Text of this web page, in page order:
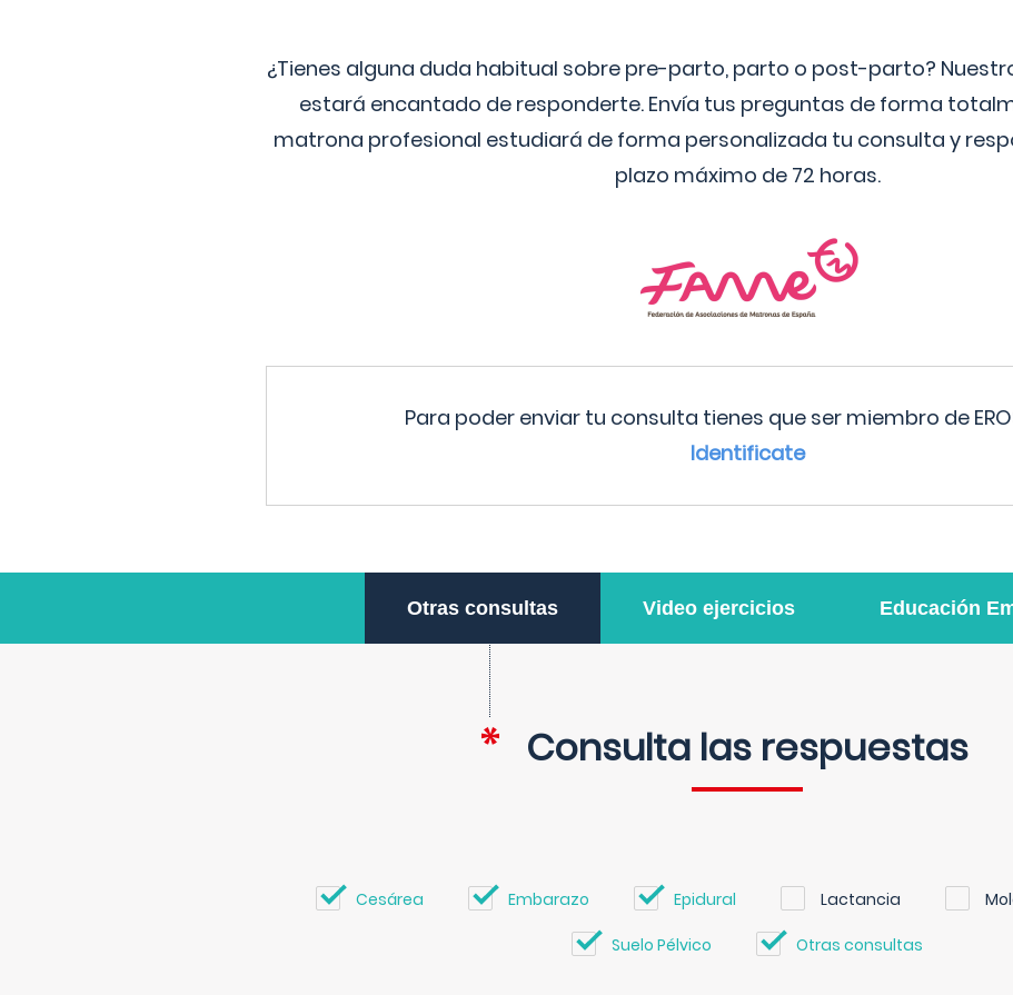
¿Tienes alguna duda habitual sobre pre-parto, parto o post-parto?
estará encantado de responderte. Envía tus preguntas de forma
matrona profesional estudiará de forma personalizada tu consulta y
plazo máximo de 72 horas.
Para poder enviar tu consulta tienes que ser miembro de
Identificate
Otras consultas Video ejercicios Educación
Consulta las respuestas
Cesárea Embarazo Epidural Lactancia
Suelo Pélvico Otras consultas